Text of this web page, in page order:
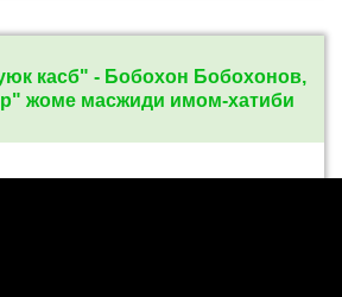
касб" - Бобохон Бобохонов,
жоме масжиди имом-хатиби